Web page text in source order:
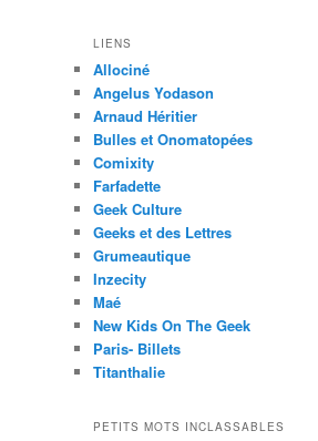
LIENS
Allociné
Angelus Yodason
Arnaud Héritier
Bulles et Onomatopées
Comixity
Farfadette
Geek Culture
Geeks et des Lettres
Grumeautique
Inzecity
Maé
New Kids On The Geek
Paris- Billets
Titanthalie
PETITS MOTS INCLASSABLES